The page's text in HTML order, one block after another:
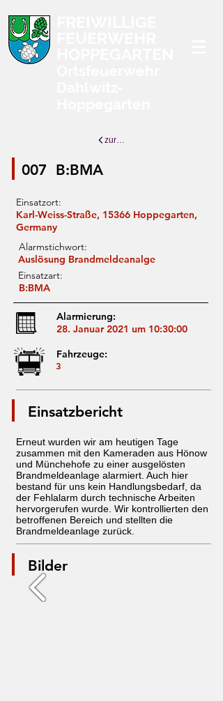
zurück zur Übersicht
B:BMA
007
Einsatzort:
Karl-Weiss-Straße, 15366 Hoppegarten,
Germany
Alarmstichwort:
Auslösung Brandmeldeanalge
Einsatzart:
B:BMA
Alarmierung:
28. Januar 2021 um 10:30:00
Fahrzeuge:
3
Einsatzbericht
Erneut wurden wir am heutigen Tage
zusammen mit den Kameraden aus Hönow
und Münchehofe zu einer ausgelösten
Brandmeldeanlage alarmiert. Auch hier
bestand für uns kein Handlungsbedarf, da
der Fehlalarm durch technische Arbeiten
hervorgerufen wurde. Wir kontrollierten den
betroffenen Bereich und stellten die
Brandmeldeanlage zurück.
Bilder